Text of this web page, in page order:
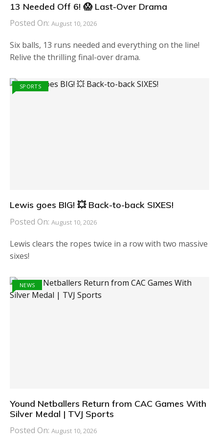
13 Needed Off 6! 😱 Last-Over Drama
Posted On: August 10, 2026
Six balls, 13 runs needed and everything on the line!
Relive the thrilling final-over drama.
SPORTS
Lewis goes BIG! 💥 Back-to-back SIXES!
Posted On: August 10, 2026
Lewis clears the ropes twice in a row with two massive
sixes!
NEWS
Yound Netballers Return from CAC Games With
Silver Medal | TVJ Sports
Posted On: August 10, 2026